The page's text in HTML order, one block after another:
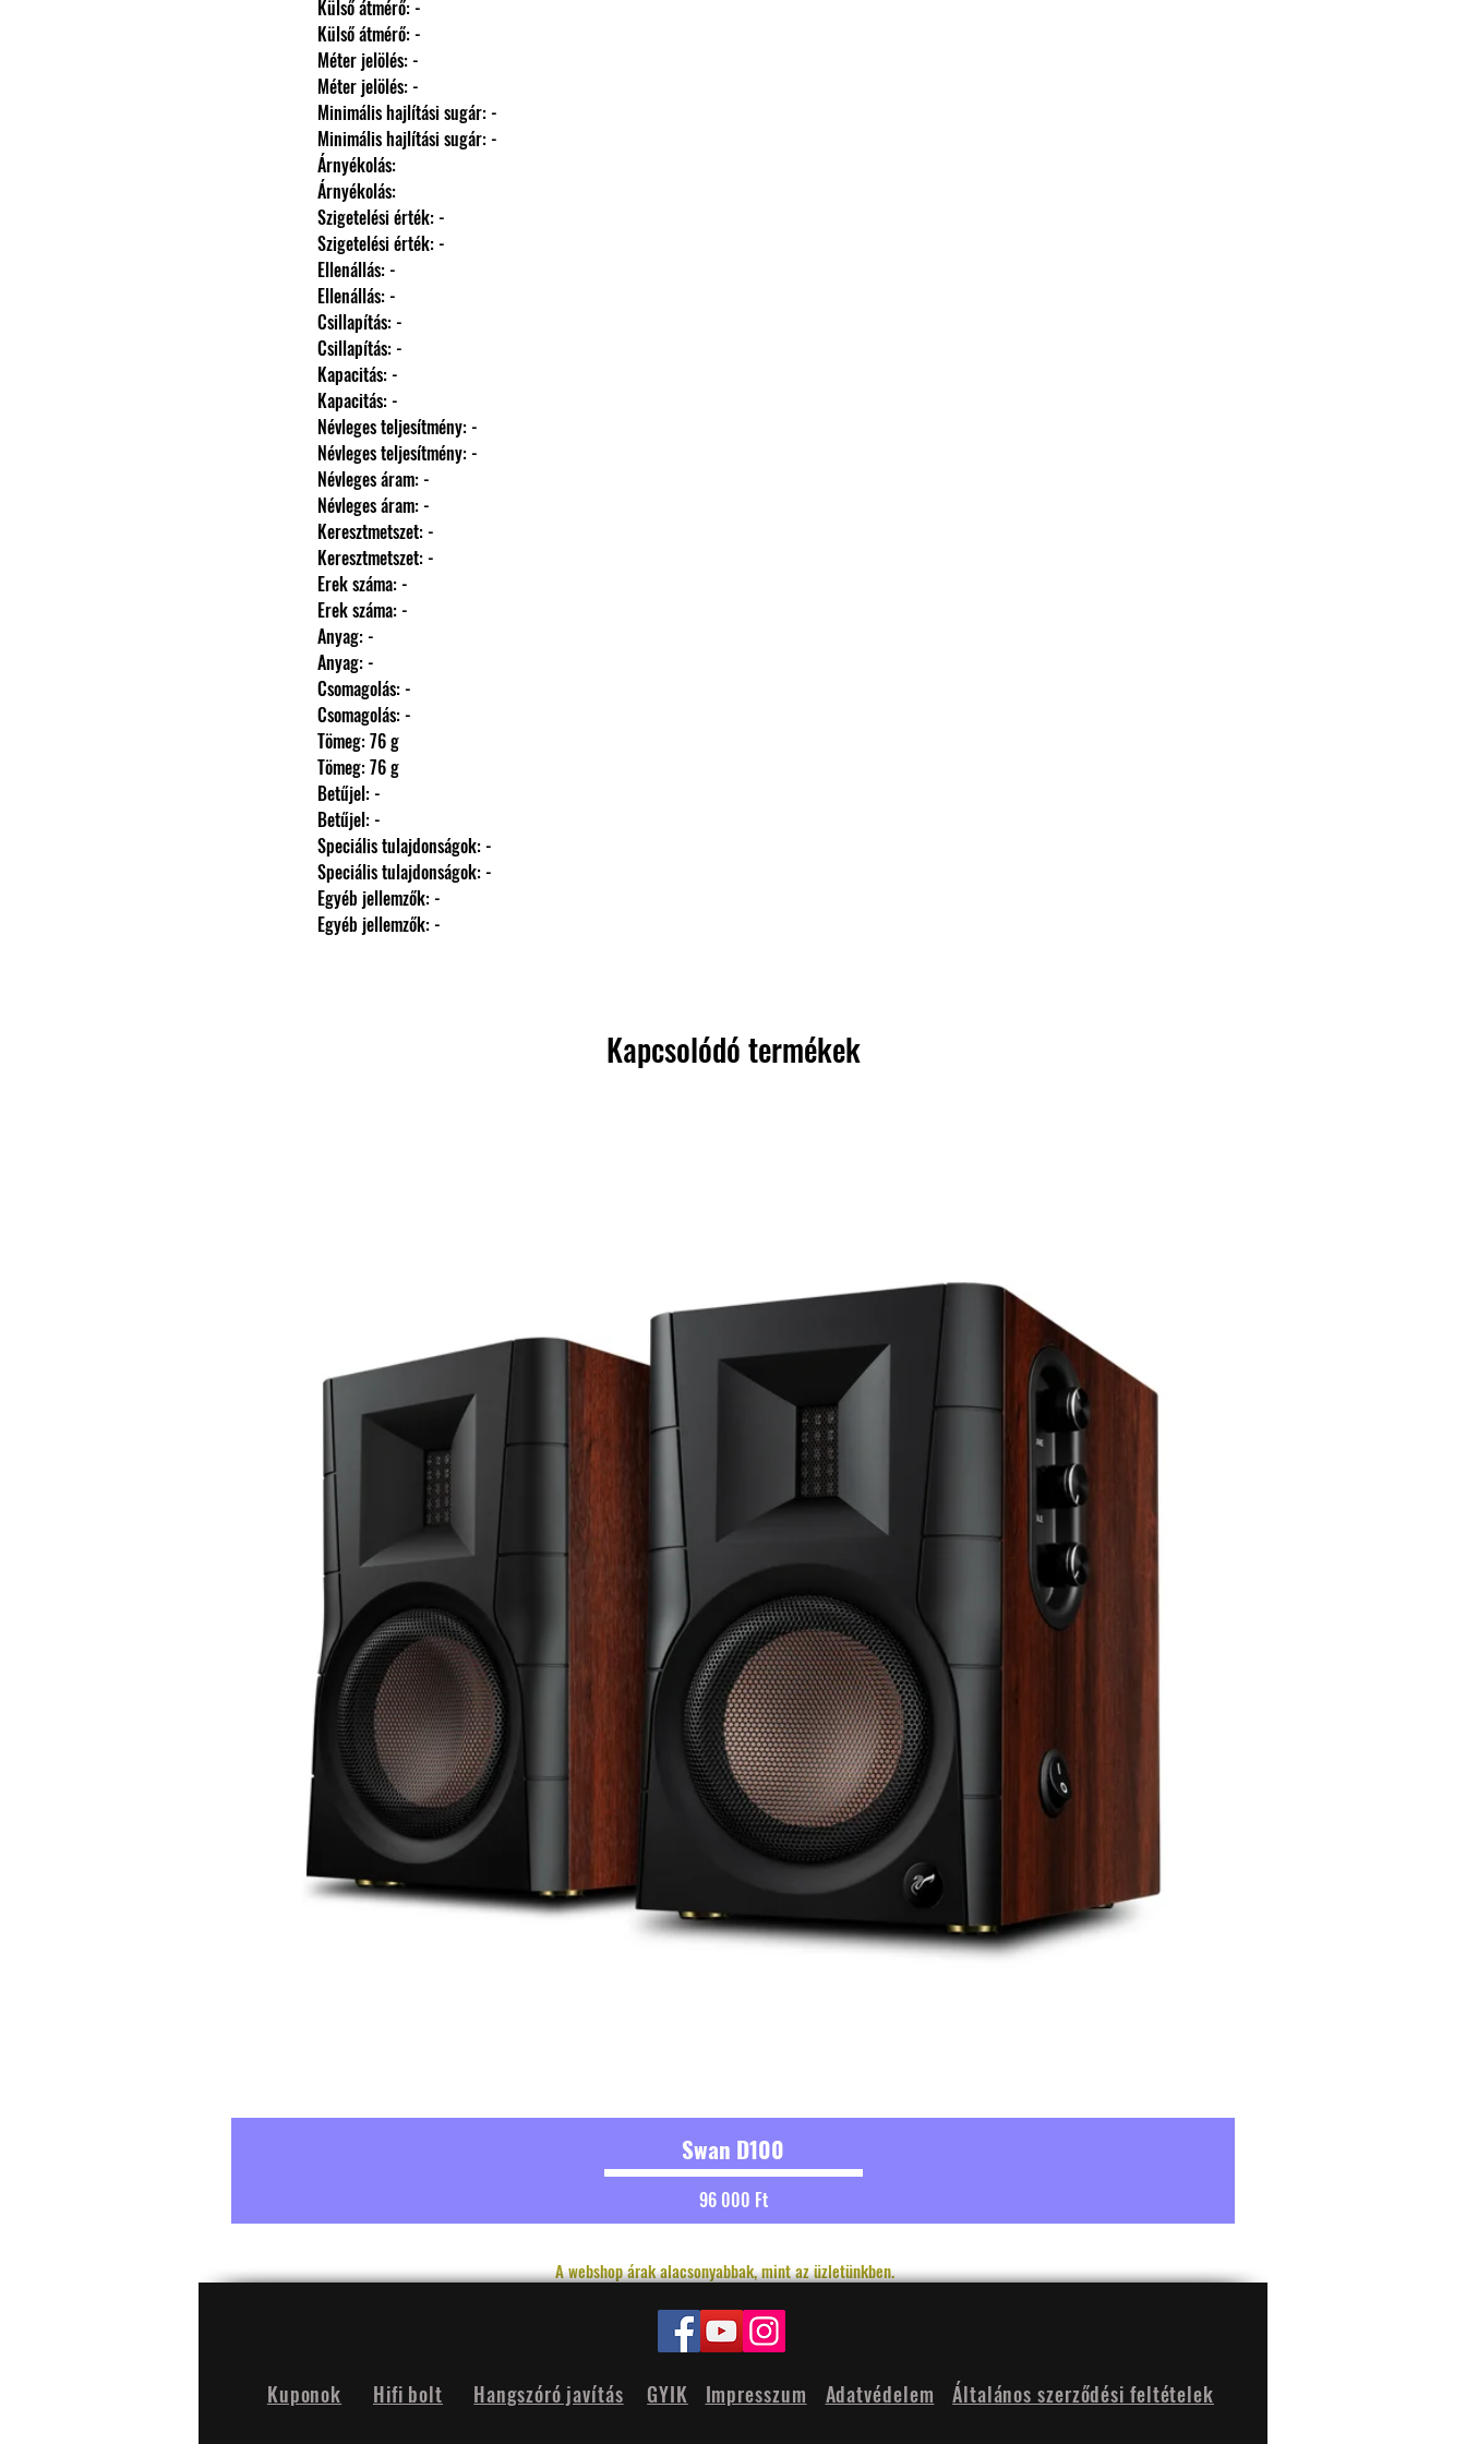
                Külső átmérő: -
                Külső átmérő: -
                Méter jelölés: -
                Méter jelölés: -
                Minimális hajlítási sugár: -
                Minimális hajlítási sugár: -
                Árnyékolás:
                Árnyékolás:
                Szigetelési érték: -
                Szigetelési érték: -
                Ellenállás: -
                Ellenállás: -
                Csillapítás: -
                Csillapítás: -
                Kapacitás: -
                Kapacitás: -
                Névleges teljesítmény: -
                Névleges teljesítmény: -
                Névleges áram: -
                Névleges áram: -
                Keresztmetszet: -
                Keresztmetszet: -
                Erek száma: -
                Erek száma: -
                Anyag: -
                Anyag: -
                Csomagolás: -
                Csomagolás: -
                Tömeg: 76 g
                Tömeg: 76 g
                Betűjel: -
                Betűjel: -
                Speciális tulajdonságok: -
                Speciális tulajdonságok: -
                Egyéb jellemzők: -
                Egyéb jellemzők: -
Kapcsolódó termékek
Swan D100
Ár
96 000 Ft
A webshop árak alacsonyabbak, mint az üzletünkben.
Hifi bolt
Kuponok Hangszóró javítás GYIK Impresszum Adatvédelem Általános szerződési feltételek